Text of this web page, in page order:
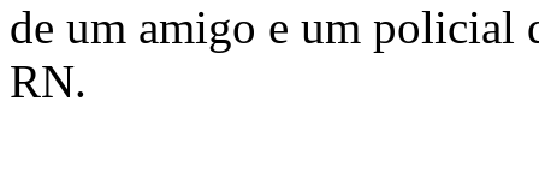
de um amigo e um policial
RN.